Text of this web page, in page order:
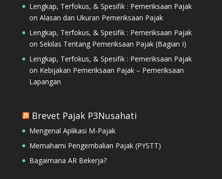
Lengkap, Terfokus, & Spesifik : Pemeriksaan Pajak
on Alasan dan Ukuran Pemeriksaan Pajak
Lengkap, Terfokus, & Spesifik : Pemeriksaan Pajak
on Sekilas Tentang Pemeriksaan Pajak (Bagian I)
Lengkap, Terfokus, & Spesifik : Pemeriksaan Pajak
on Kebijakan Pemeriksaan Pajak – Pemeriksaan
Lapangan
Brevet Pajak P3Nusahati
Mengenal Aplikasi M-Pajak
Memahami Pengembalian Pajak (PYSTT)
Bagaimana AR Bekerja?